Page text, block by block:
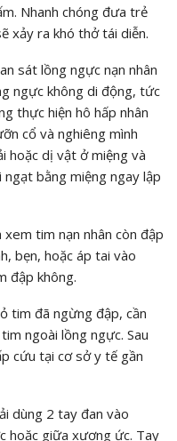
Nhanh chóng đưa trẻ
xảy ra khó thở tái diễn.
sát lồng ngực nạn nhân
ngực không di động, tức
thực hiện hô hấp nhân
cổ và nghiêng mình
hoặc dị vật ở miệng và
ngạt bằng miệng ngay lập
tim nạn nhân còn đập
bẹn, hoặc áp tai vào
đập không.
tim đã ngừng đập, cần
ngoài lồng ngực. Sau
cứu tại cơ sở y tế gần
dùng 2 tay đan vào
hoặc giữa xương ức. Tay